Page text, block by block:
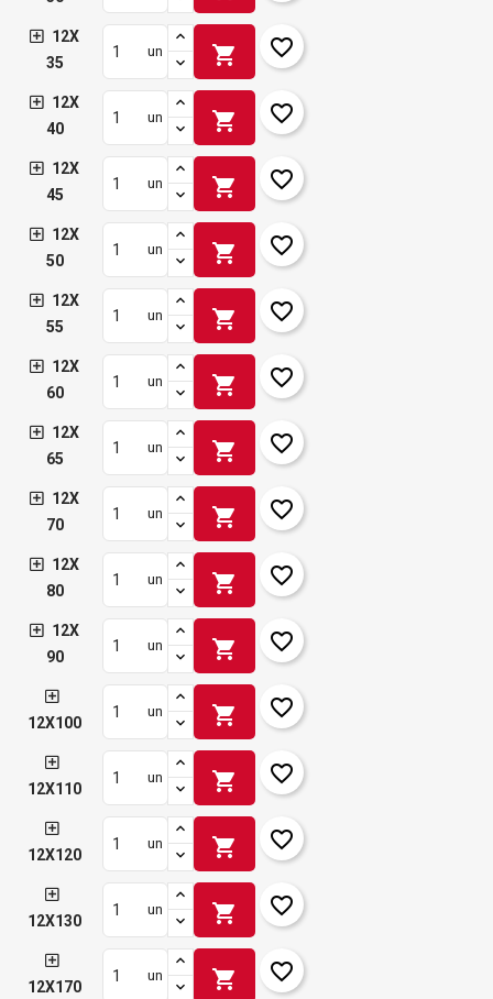
12X
35
un shopping_cart favorite_border
12X
40
un shopping_cart favorite_border
12X
45
un shopping_cart favorite_border
12X
50
un shopping_cart favorite_border
12X
55
un shopping_cart favorite_border
12X
60
un shopping_cart favorite_border
12X
65
un shopping_cart favorite_border
12X
70
un shopping_cart favorite_border
12X
80
un shopping_cart favorite_border
12X
90
un shopping_cart favorite_border
12X100
un shopping_cart favorite_border
12X110
un shopping_cart favorite_border
12X120
un shopping_cart favorite_border
12X130
un shopping_cart favorite_border
12X170
un shopping_cart favorite_border